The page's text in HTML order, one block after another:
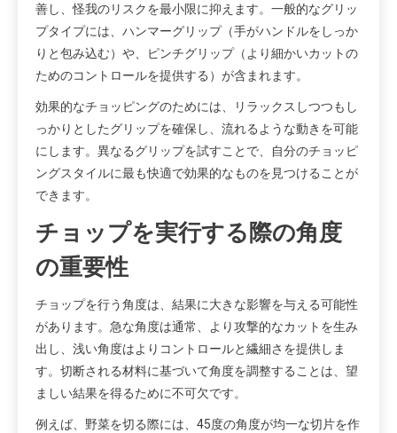
善し、怪我のリスクを最小限に抑えます。一般的なグリッ
プタイプには、ハンマーグリップ（手がハンドルをしっか
りと包み込む）や、ピンチグリップ（より細かいカットの
ためのコントロールを提供する）が含まれます。
効果的なチョッピングのためには、リラックスしつつもし
っかりとしたグリップを確保し、流れるような動きを可能
にします。異なるグリップを試すことで、自分のチョッピ
ングスタイルに最も快適で効果的なものを見つけることが
できます。
チョップを実行する際の角度
の重要性
チョップを行う角度は、結果に大きな影響を与える可能性
があります。急な角度は通常、より攻撃的なカットを生み
出し、浅い角度はよりコントロールと繊細さを提供しま
す。切断される材料に基づいて角度を調整することは、望
ましい結果を得るために不可欠です。
例えば、野菜を切る際には、45度の角度が均一な切片を作